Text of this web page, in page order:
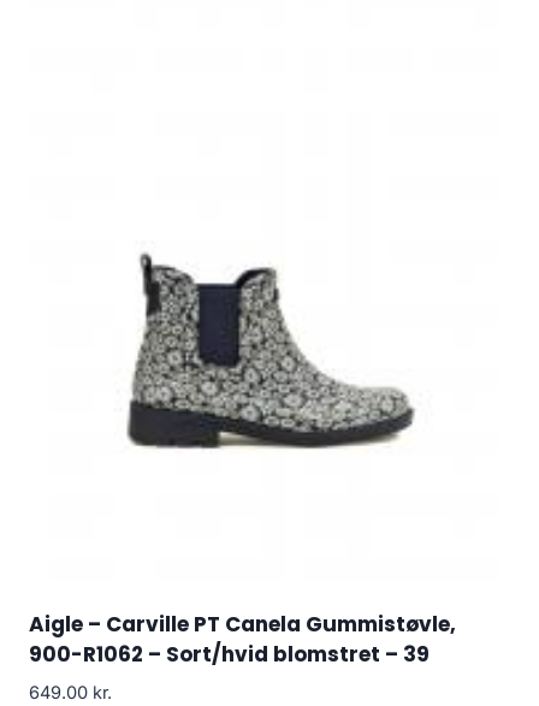
Aigle – Carville PT Canela Gummistøvle,
900-R1062 – Sort/hvid blomstret – 39
649.00 kr.